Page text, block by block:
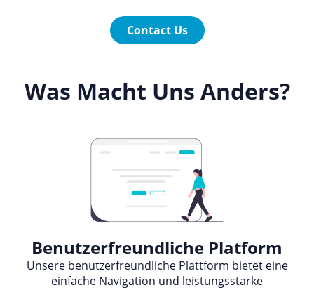
Contact Us
Was Macht Uns Anders?
Benutzerfreundliche Platform
Unsere benutzerfreundliche Plattform bietet eine
einfache Navigation und leistungsstarke